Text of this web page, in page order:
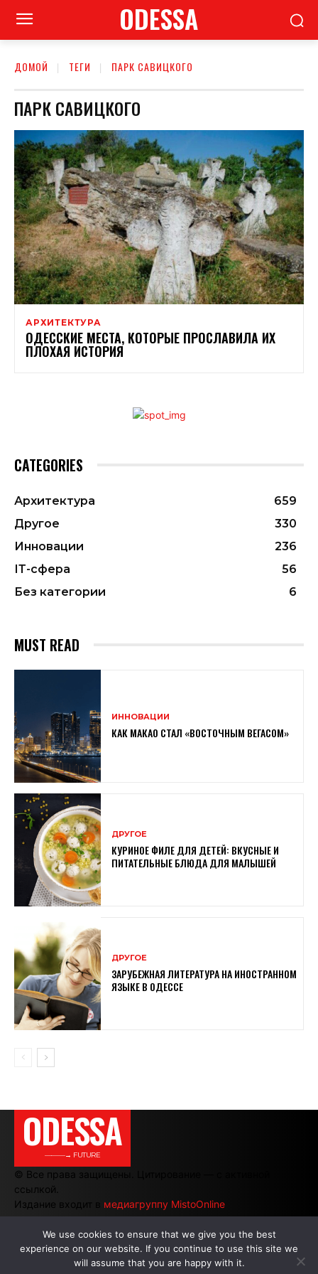
ODESSA
ДОМОЙ ТЕГИ ПАРК САВИЦКОГО
ПАРК САВИЦКОГО
АРХИТЕКТУРА
ОДЕССКИЕ МЕСТА, КОТОРЫЕ ПРОСЛАВИЛА ИХ
ПЛОХАЯ ИСТОРИЯ
CATEGORIES
Архитектура
659
Другое
330
Инновации
236
ІТ-сфера
56
Без категории
6
MUST READ
ИННОВАЦИИ
КАК МАКАО СТАЛ «ВОСТОЧНЫМ ВЕГАСОМ»
ДРУГОЕ
КУРИНОЕ ФИЛЕ ДЛЯ ДЕТЕЙ: ВКУСНЫЕ И
ПИТАТЕЛЬНЫЕ БЛЮДА ДЛЯ МАЛЫШЕЙ
ДРУГОЕ
ЗАРУБЕЖНАЯ ЛИТЕРАТУРА НА ИНОСТРАННОМ
ЯЗЫКЕ В ОДЕССЕ
ODESSA
———→ FUTURE
© Все права защищены. Цитирование — с активной
ссылкой.
Издание входит в медиагруппу MistoOnline
АВТОРЫ | РЕКЛАМА НА САЙТЕ
We use cookies to ensure that we give you the best
experience on our website. If you continue to use this site we
will assume that you are happy with it.